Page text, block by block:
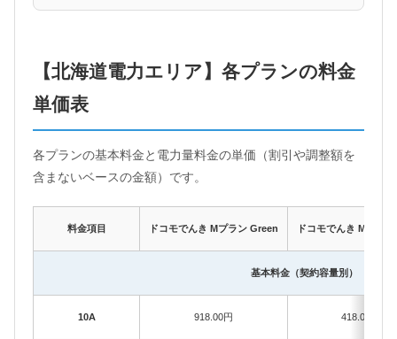
【北海道電力エリア】各プランの料金
単価表
各プランの基本料金と電力量料金の単価（割引や調整額を
含まないベースの金額）です。
料金項目 ドコモでんき Mプラン Green ドコモでんき Mプラ
基本料金（契約容量別）
10A 918.00円 418.00円